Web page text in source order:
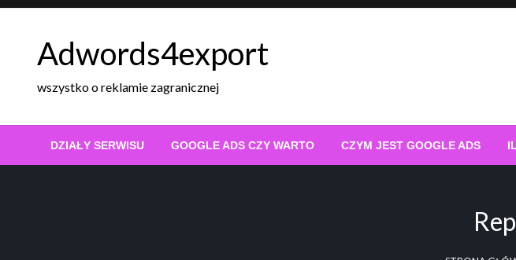
Skip
Adwords4export
wszystko o reklamie zagranicznej
DZIAŁY SERWISU GOOGLE ADS CZY WARTO CZYM JEST GOOGLE ADS